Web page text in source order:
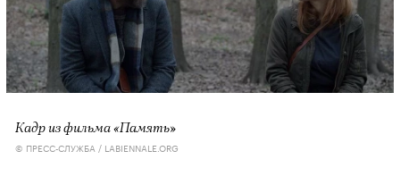
Кадр из фильма «Память»
© ПРЕСС-СЛУЖБА / LABIENNALE.ORG